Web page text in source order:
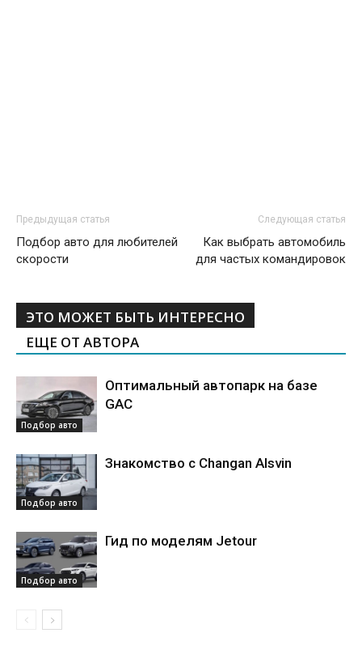
Предыдущая статья
Подбор авто для любителей
скорости
Следующая статья
Как выбрать автомобиль
для частых командировок
ЭТО МОЖЕТ БЫТЬ ИНТЕРЕСНО
ЕЩЕ ОТ АВТОРА
Подбор авто
Оптимальный автопарк на базе
GAC
Подбор авто
Знакомство с Changan Alsvin
Подбор авто
Гид по моделям Jetour